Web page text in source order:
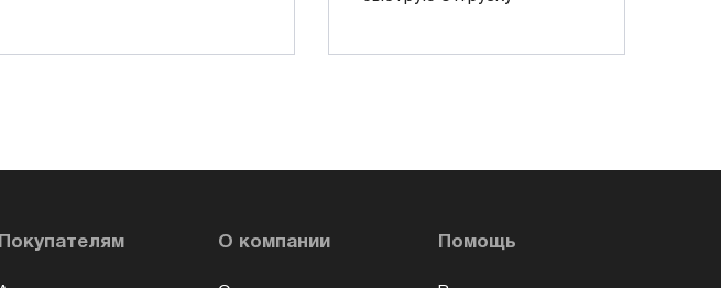
Покупателям О компании Помощь